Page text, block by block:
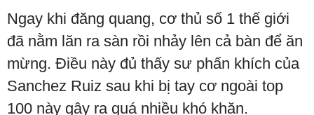
Ngay khi đăng quang, cơ thủ số 1 thế giới
đã nằm lăn ra sàn rồi nhảy lên cả bàn để ăn
mừng. Điều này đủ thấy sư phấn khích của
Sanchez Ruiz sau khi bị tay cơ ngoài top
100 này gây ra quá nhiều khó khăn.